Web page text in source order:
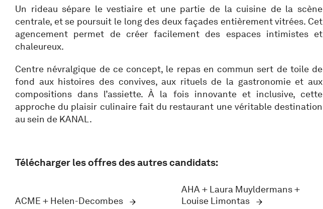
Un rideau sépare le vestiaire et une partie de la cuisine de la scène
centrale, et se poursuit le long des deux façades entièrement vitrées. Cet
agencement permet de créer facilement des espaces intimistes et
chaleureux.
Centre névralgique de ce concept, le repas en commun sert de toile de
fond aux histoires des convives, aux rituels de la gastronomie et aux
compositions dans l’assiette. À la fois innovante et inclusive, cette
approche du plaisir culinaire fait du restaurant une véritable destination
au sein de KANAL.
Télécharger les offres des autres candidats:
ACME + Helen-Decombes
AHA + Laura Muyldermans +
Louise Limontas